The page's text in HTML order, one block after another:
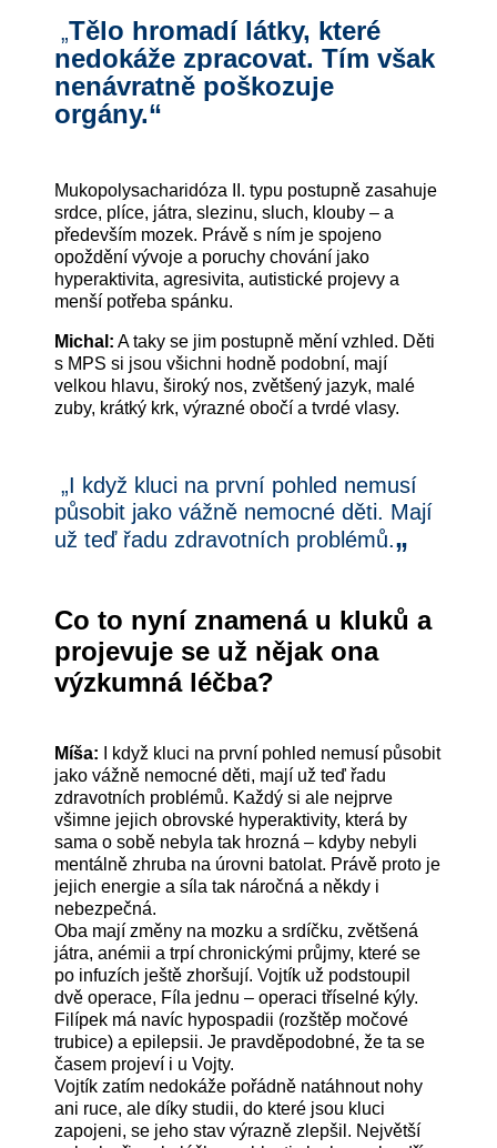
„Tělo hromadí látky, které
nedokáže zpracovat. Tím však
nenávratně poškozuje
orgány.“
Mukopolysacharidóza II. typu postupně zasahuje
srdce, plíce, játra, slezinu, sluch, klouby – a
především mozek. Právě s ním je spojeno
opoždění vývoje a poruchy chování jako
hyperaktivita, agresivita, autistické projevy a
menší potřeba spánku.
Michal: A taky se jim postupně mění vzhled. Děti
s MPS si jsou všichni hodně podobní, mají
velkou hlavu, široký nos, zvětšený jazyk, malé
zuby, krátký krk, výrazné obočí a tvrdé vlasy.
„I když kluci na první pohled nemusí
působit jako vážně nemocné děti. Mají
už teď řadu zdravotních problémů.„
Co to nyní znamená u kluků a
projevuje se už nějak ona
výzkumná léčba?
Míša: I když kluci na první pohled nemusí působit
jako vážně nemocné děti, mají už teď řadu
zdravotních problémů. Každý si ale nejprve
všimne jejich obrovské hyperaktivity, která by
sama o sobě nebyla tak hrozná – kdyby nebyli
mentálně zhruba na úrovni batolat. Právě proto je
jejich energie a síla tak náročná a někdy i
nebezpečná.
Oba mají změny na mozku a srdíčku, zvětšená
játra, anémii a trpí chronickými průjmy, které se
po infuzích ještě zhoršují. Vojtík už podstoupil
dvě operace, Fíla jednu – operaci tříselné kýly.
Filípek má navíc hypospadii (rozštěp močové
trubice) a epilepsii. Je pravděpodobné, že ta se
časem projeví i u Vojty.
Vojtík zatím nedokáže pořádně natáhnout nohy
ani ruce, ale díky studii, do které jsou kluci
zapojeni, se jeho stav výrazně zlepšil. Největší